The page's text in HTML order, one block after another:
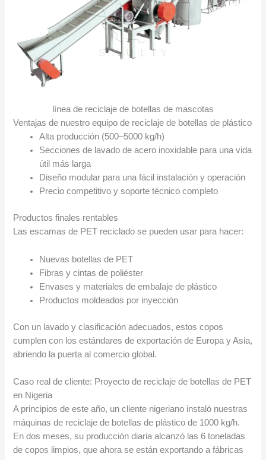
línea de reciclaje de botellas de mascotas
Ventajas de nuestro equipo de reciclaje de botellas de plástico
Alta producción (500–5000 kg/h)
Secciones de lavado de acero inoxidable para una vida
útil más larga
Diseño modular para una fácil instalación y operación
Precio competitivo y soporte técnico completo
Productos finales rentables
Las escamas de PET reciclado se pueden usar para hacer:
Nuevas botellas de PET
Fibras y cintas de poliéster
Envases y materiales de embalaje de plástico
Productos moldeados por inyección
Con un lavado y clasificación adecuados, estos copos
cumplen con los estándares de exportación de Europa y Asia,
abriendo la puerta al comercio global.
Caso real de cliente: Proyecto de reciclaje de botellas de PET
en Nigeria
A principios de este año, un cliente nigeriano instaló nuestras
máquinas de reciclaje de botellas de plástico de 1000 kg/h.
En dos meses, su producción diaria alcanzó las 6 toneladas
de copos limpios, que ahora se están exportando a fábricas